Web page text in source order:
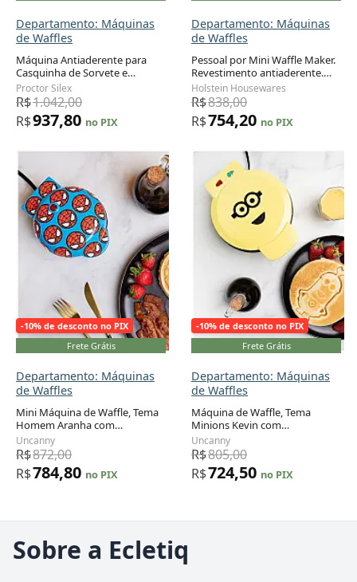
Departamento: Máquinas
de Waffles
Máquina Antiaderente para
Casquinha de Sorvete e
Amanteigados 800W, 110v,
PROCTOR SILEX 26410, Branco
Proctor Silex
R$1.042,00
R$937,80 no PIX
Departamento: Máquinas
de Waffles
Pessoal por Mini Waffle Maker.
Revestimento antiaderente.
Amarelo - Waffles de 4
polegadas em minutos. Ideal
para café
Holstein Housewares
R$838,00
R$754,20 no PIX
-10% de desconto no PIX
Frete Grátis
Departamento: Máquinas
de Waffles
Mini Máquina de Waffle, Tema
Homem Aranha com
Revestimento Antiaderente,
110V 550W, Uncanny Brands,
Vermelha e Azul
Adicionar ao carrinho
Uncanny
R$872,00
R$784,80 no PIX
-10% de desconto no PIX
Frete Grátis
Departamento: Máquinas
de Waffles
Máquina de Waffle, Tema
Minions Kevin com
Revestimento Antiaderente,
110V 900W, Uncanny Brands,
Amarela
Adicionar ao carrinho
Uncanny
R$805,00
R$724,50 no PIX
Sobre a Ecletiq